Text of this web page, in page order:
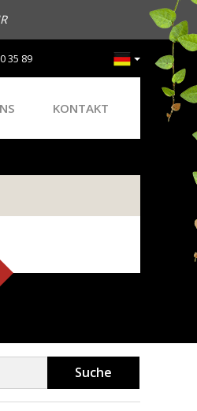
35 89
KONTAKT
Suche